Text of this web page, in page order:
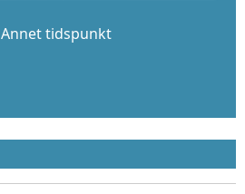
Annet tidspunkt